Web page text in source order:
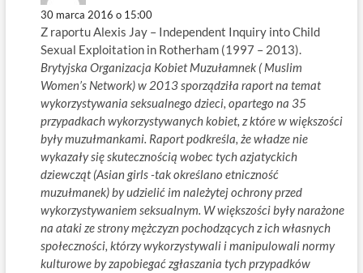
30 marca 2016 o 15:00
Z raportu Alexis Jay – Independent Inquiry into Child
Sexual Exploitation in Rotherham (1997 – 2013).
Brytyjska Organizacja Kobiet Muzułamnek ( Muslim
Women’s Network) w 2013 sporządziła raport na temat
wykorzystywania seksualnego dzieci, opartego na 35
przypadkach wykorzystywanych kobiet, z które w większości
były muzułmankami. Raport podkreśla, że władze nie
wykazały się skutecznością wobec tych azjatyckich
dziewcząt (Asian girls -tak określano etniczność
muzułmanek) by udzielić im należytej ochrony przed
wykorzystywaniem seksualnym. W większości były narażone
na ataki ze strony mężczyzn pochodzących z ich własnych
społeczności, którzy wykorzystywali i manipulowali normy
kulturowe by zapobiegać zgłaszania tych przypadków